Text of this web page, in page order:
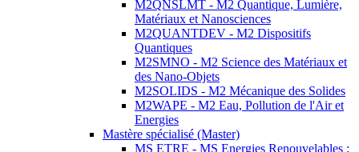
M2QNSLMT - M2 Quantique, Lumière,
Matériaux et Nanosciences
M2QUANTDEV - M2 Dispositifs
Quantiques
M2SMNO - M2 Science des Matériaux et
des Nano-Objets
M2SOLIDS - M2 Mécanique des Solides
M2WAPE - M2 Eau, Pollution de l'Air et
Energies
Mastère spécialisé (Master)
MS ETRE - MS Energies Renouvelables :